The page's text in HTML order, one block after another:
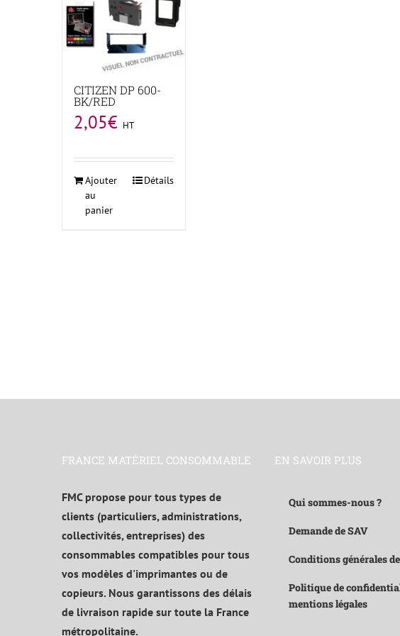
CITIZEN DP 600-
BK/RED
2,05€ HT
Ajouter
au
panier
Détails
FRANCE MATÉRIEL CONSOMMABLE
FMC propose pour tous types de
clients (particuliers, administrations,
collectivités, entreprises) des
consommables compatibles pour tous
vos modèles d'imprimantes ou de
copieurs. Nous garantissons des délais
de livraison rapide sur toute la France
métropolitaine.
EN SAVOIR PLUS
Qui sommes-nous ?
Demande de SAV
Conditions générales
Politique de
mentions légales